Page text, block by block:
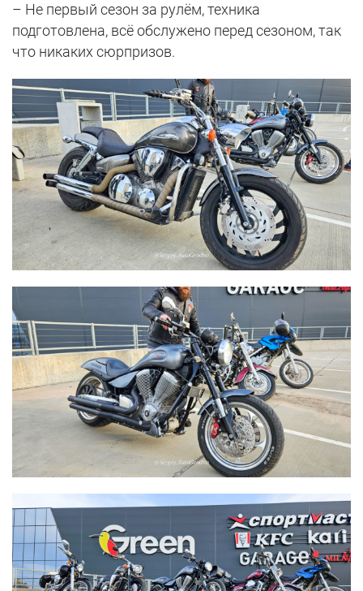
– Не первый сезон за рулём, техника
подготовлена, всё обслужено перед сезоном, так
что никаких сюрпризов.